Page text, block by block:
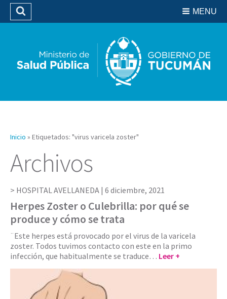
Biblioteca
MENU
Buscar
Inicio » Etiquetados: "virus varicela zoster"
Archivos
HOSPITAL AVELLANEDA | 6 diciembre, 2021
Herpes Zoster o Culebrilla: por qué se
produce y cómo se trata
¨Este herpes está provocado por el virus de la varicela
zoster. Todos tuvimos contacto con este en la primo
infección, que habitualmente se traduce… Leer +